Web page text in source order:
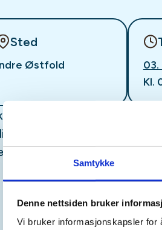
Samtykke
Denne nettsiden bruker
Vi bruker informasjonskapsler for
Sted
Østfold
Kl.
til en dag med
en dachshund i
klingende los og buktende